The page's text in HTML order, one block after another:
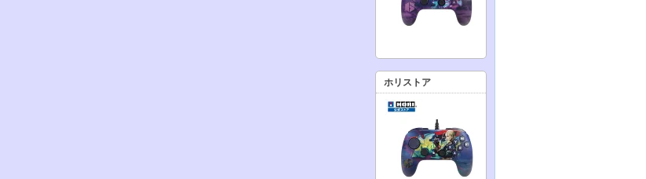
ホリストア